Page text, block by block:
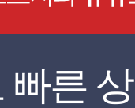
빠른